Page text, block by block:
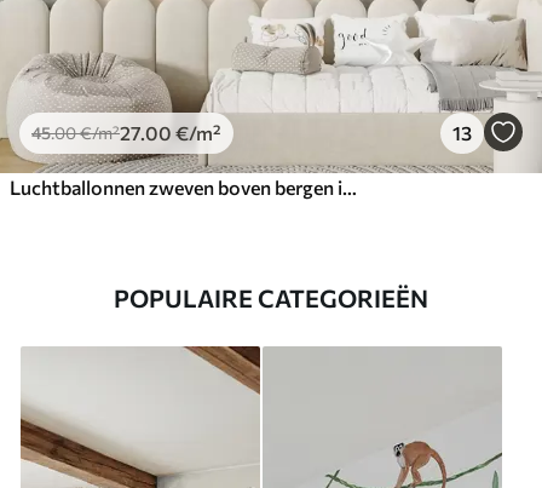
45.00€/m²27 .00 €/m² 13
POPULAIRE CATEGORIEËN